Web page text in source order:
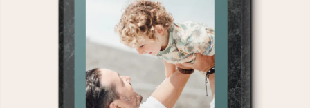
4,5 (basado en +15.000 opiniones)
Nuestros regalos inspiran. Los clientes nos dan un 4,5 en
Google Reviews.
Tarjeta de felicitación gratuita